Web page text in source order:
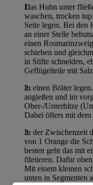
Das Huhn unter
waschen, trocken
Seite legen. Bei den
an einer Stelle
einen
schieben und
in Stifte schneiden,
Geflügelteile mit
In einen Bräter
angießen und im
Ober-/Unterhitze
Dabei öfters mit
In der Zwischenzeit
von 1 Orange die
besten geht das mit
filetieren. Dafür
Mit einem kleinen
unten in Segmenten